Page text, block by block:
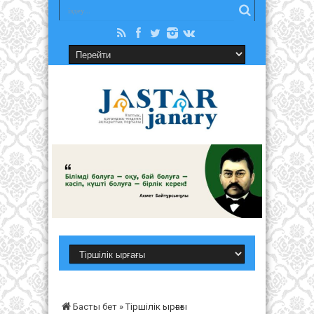
Басты бет »Тіршілік ырғағы